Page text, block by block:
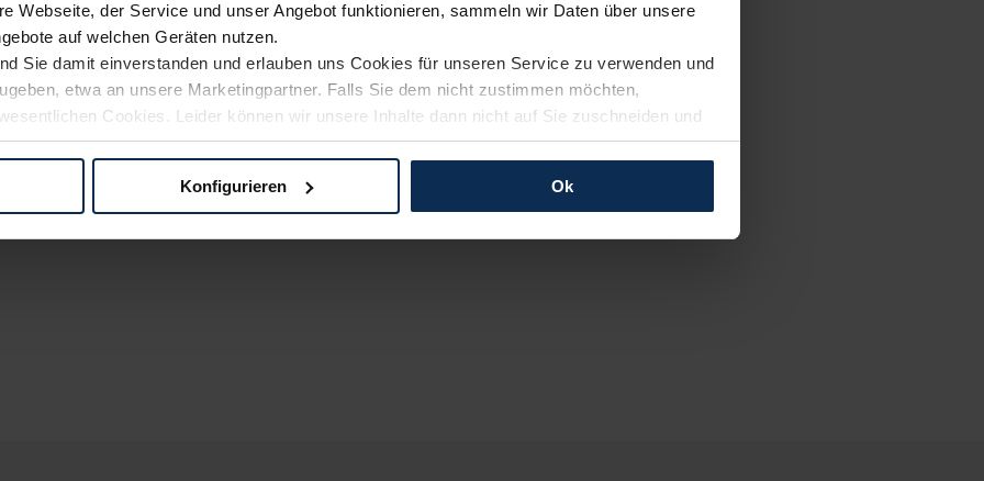
Webseite, der Service und unser Angebot funktionieren, sammeln wir Daten über unsere
auf welchen Geräten nutzen.
Sie damit einverstanden und erlauben uns Cookies für unseren Service zu verwenden und
etwa an unsere Marketingpartner. Falls Sie dem nicht zustimmen möchten,
Cookies. Leider können wir unsere Inhalte dann nicht auf Sie zuschneiden und
Weg zu Ihrem Neuwagen unterstützen. Sie können die Einstellungen jederzeit anpassen
Konfigurieren Ok